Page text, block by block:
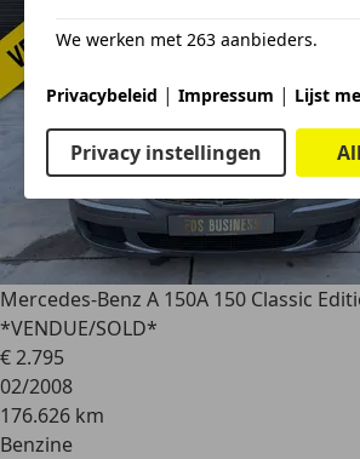
Mercedes-Benz A 150A 150 Classic
*VENDUE/SOLD*
€ 2.795
02/2008
176.626 km
Benzine
We werken met 263 aanbieders.
Privacybeleid | Impressum | Lijst
Privacy instellingen